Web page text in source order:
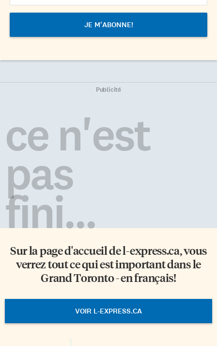
Publicité
ce n'est
pas
fini...
Sur la page d'accueil del-express.ca, vous
verrez tout ce qui est important dans le
Grand Toronto - en français!
VOIR L-EXPRESS.CA